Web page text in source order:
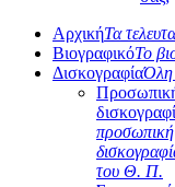
ΑρχικήΤα
ΒιογραφικόΤο
ΔισκογραφίαΌλη
προσωπική
του Θ. Π.